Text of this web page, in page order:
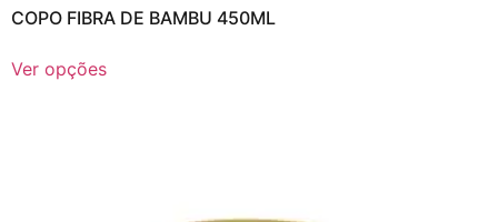
COPO FIBRA DE BAMBU 450ML
Ver opções